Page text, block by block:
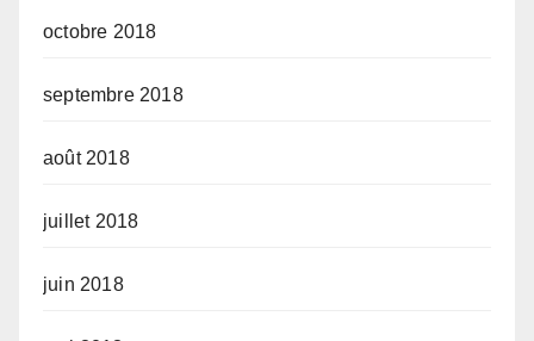
octobre 2018
septembre 2018
août 2018
juillet 2018
juin 2018